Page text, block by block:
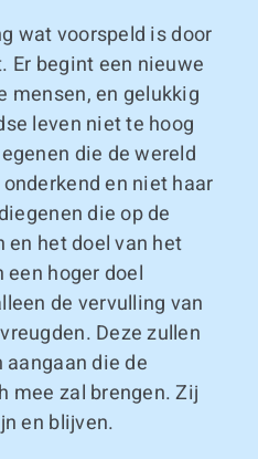
wat voorspeld is door
Er begint een nieuwe
mensen, en gelukkig
leven niet te hoog
die de wereld
en niet haar
die op de
en het doel van het
een hoger doel
de vervulling van
Deze zullen
die de
mee zal brengen. Zij
en blijven.